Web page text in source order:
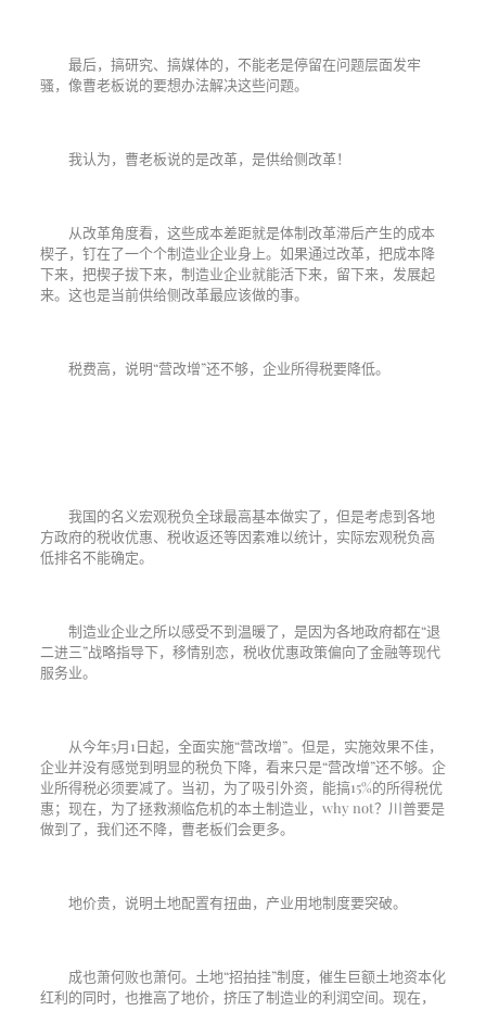
最后，搞研究、搞媒体的，不能老是停留在问题层面发牢
骚，像曹老板说的要想办法解决这些问题。
我认为，曹老板说的是改革，是供给侧改革！
从改革角度看，这些成本差距就是体制改革滞后产生的成本
楔子，钉在了一个个制造业企业身上。如果通过改革，把成本降
下来，把楔子拔下来，制造业企业就能活下来，留下来，发展起
来。这也是当前供给侧改革最应该做的事。
税费高，说明“营改增”还不够，企业所得税要降低。
我国的名义宏观税负全球最高基本做实了，但是考虑到各地
方政府的税收优惠、税收返还等因素难以统计，实际宏观税负高
低排名不能确定。
制造业企业之所以感受不到温暖了，是因为各地政府都在“退
二进三”战略指导下，移情别恋，税收优惠政策偏向了金融等现代
服务业。
从今年5月1日起，全面实施“营改增”。但是，实施效果不佳，
企业并没有感觉到明显的税负下降，看来只是“营改增”还不够。企
业所得税必须要减了。当初，为了吸引外资，能搞15%的所得税优
惠；现在，为了拯救濒临危机的本土制造业， why not？川普要是
做到了，我们还不降，曹老板们会更多。
地价贵，说明土地配置有扭曲，产业用地制度要突破。
成也萧何败也萧何。土地“招拍挂”制度，催生巨额土地资本化
红利的同时，也推高了地价，挤压了制造业的利润空间。现在，